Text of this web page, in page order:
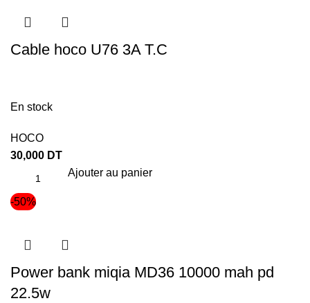
Cable hoco U76 3A T.C
En stock
HOCO
30,000 DT
Ajouter au panier
-50%
Power bank miqia MD36 10000 mah pd
22.5w